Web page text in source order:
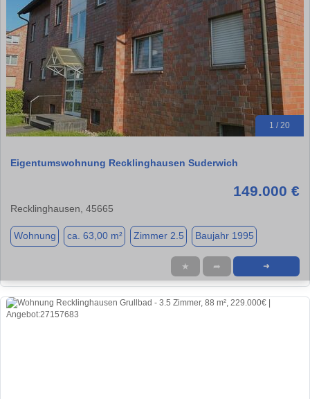
1 / 20
Eigentumswohnung Recklinghausen Suderwich
149.000 €
Recklinghausen, 45665
Wohnung ca. 63,00 m² Zimmer 2.5 Baujahr 1995
★ ➦ ➜